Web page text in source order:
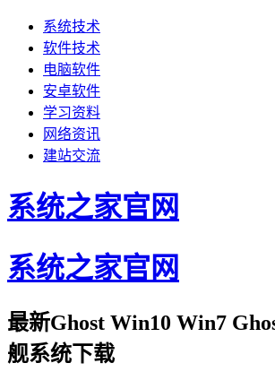
系统技术
软件技术
电脑软件
安卓软件
学习资料
网络资讯
建站交流
系统之家官网
系统之家官网
最新Ghost Win10 Win7
舰系统下载